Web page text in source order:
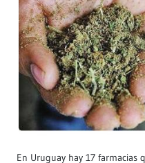
En Uruguay hay 17 farmacias